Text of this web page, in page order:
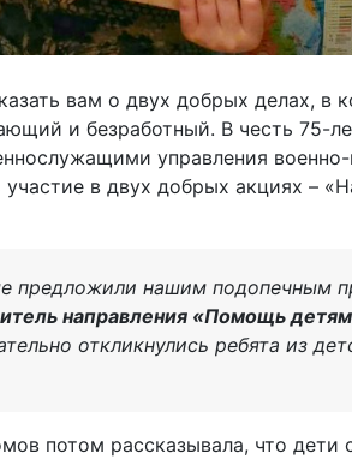
вам о двух добрых делах, в
и безработный. В честь 75-
управления
участие в двух добрых акциях –
предложили нашим подопечным
направления «Помощь
откликнулись ребята из
потом рассказывала, что дети